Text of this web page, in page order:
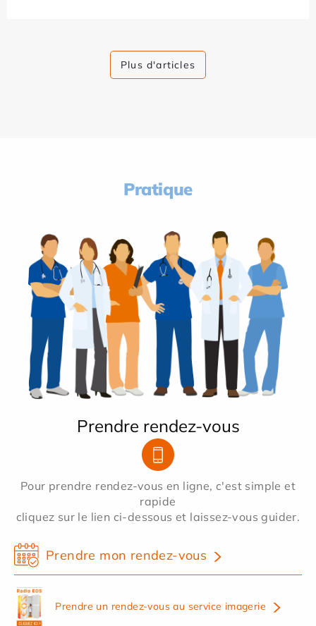
Plus d'articles
Pratique
Prendre rendez-vous
Pour prendre rendez-vous en ligne, c'est simple et
rapide
cliquez sur le lien ci-dessous et laissez-vous guider.
Prendre mon rendez-vous
Prendre un rendez-vous au service imagerie